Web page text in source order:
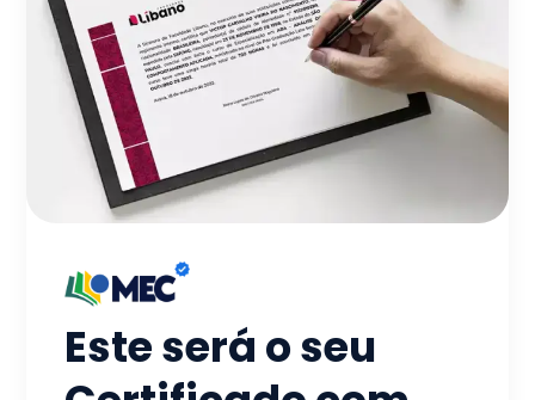
Este será o seu